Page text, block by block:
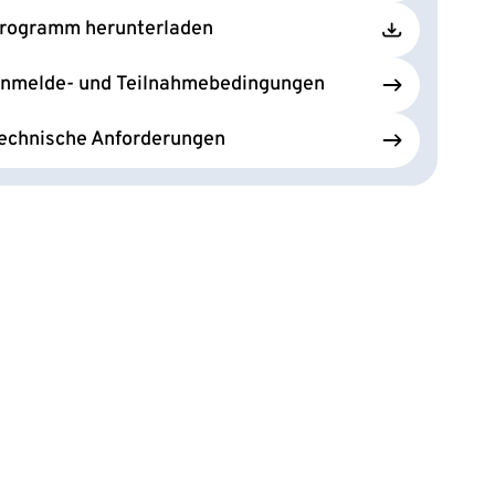
herunterladen
und Teilnahmebedingungen
Anforderungen